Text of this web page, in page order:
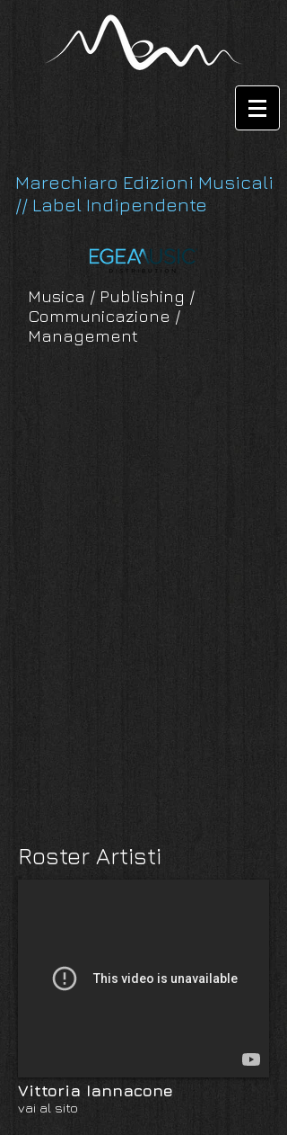
Marechiaro Edizioni Musicali
// Label Indipendente
Musica / Publishing /
Communicazione /
Management
Roster Artisti
Vittoria Iannacone
vai al sito